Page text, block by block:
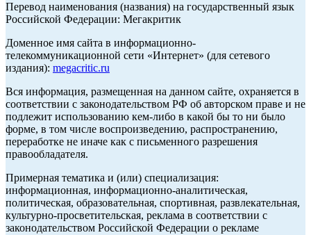
Перевод наименования (названия) на государственный язык
Российской Федерации: Мегакритик
Доменное имя сайта в информационно-
телекоммуникационной сети «Интернет» (для сетевого
издания): megacritic.ru
Вся информация, размещенная на данном сайте, охраняется в
соответствии с законодательством РФ об авторском праве и не
подлежит использованию кем-либо в какой бы то ни было
форме, в том числе воспроизведению, распространению,
переработке не иначе как с письменного разрешения
правообладателя.
Примерная тематика и (или) специализация:
информационная, информационно-аналитическая,
политическая, образовательная, спортивная, развлекательная,
культурно-просветительская, реклама в соответствии с
законодательством Российской Федерации о рекламе